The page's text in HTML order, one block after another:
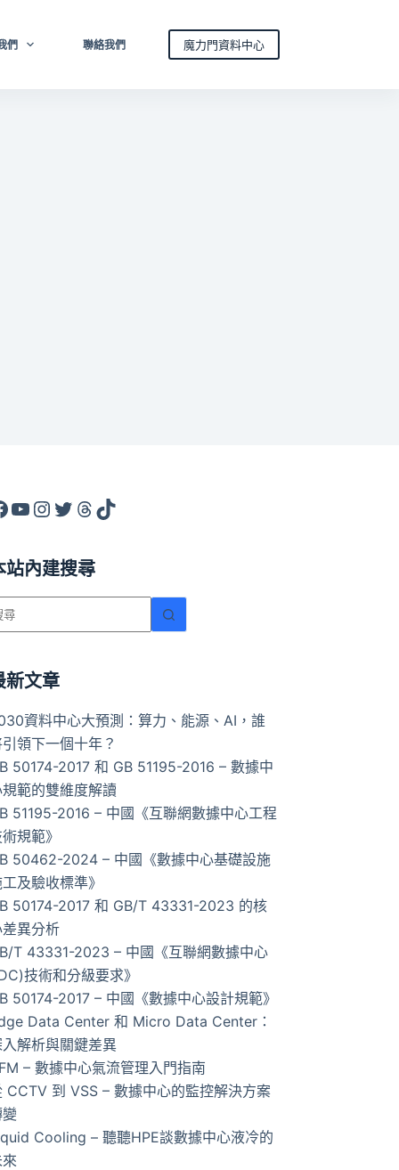
們 聯絡我們 魔力門資料中心
YouTube
Instagram
X Threads
TikTok
站內建搜尋
新文章
資料中心大預測：算力、能源、AI，誰
領下一個十年？
50174-2017 和 GB 51195-2016 – 數據中
範的雙維度解讀
51195-2016 – 中國《互聯網數據中心工程
規範》
50462-2024 – 中國《數據中心基礎設施
及驗收標準》
50174-2017 和 GB/T 43331-2023 的核
異分析
T 43331-2023 – 中國《互聯網數據中心
技術和分級要求》
50174-2017 – 中國《數據中心設計規範》
Data Center 和 Micro Data Center：
解析與關鍵差異
– 數據中心氣流管理入門指南
CCTV 到 VSS – 數據中心的監控解決方案
Cooling – 聽聽HPE談數據中心液冷的